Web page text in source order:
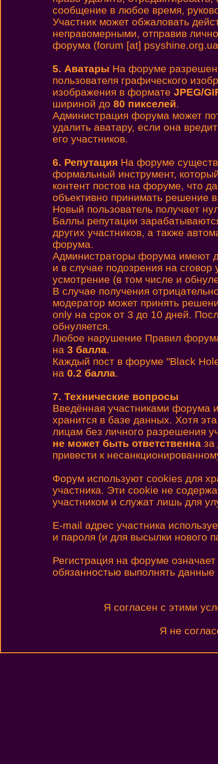
сообщение в любое время,
Участник может обжаловать
неправомерными, отправив
форума (forum [at]
5. Аватары На форуме
пользователя графического
изображения в формате JPEG/
шириной до 80 пикселей.
Администрация форума может
удалить аватару, если она
его участников.
6. Репутация На форуме
формальный инструмент,
контент постов на форуме, что
объективно принимать решение
Новый пользователь получает
Баллы репутации
других участников, а также
форума.
Администраторы форума имеют
и в случае подозрения на
усмотрение (в том числе и
В случае получения
модератор может принять
only на срок от 3 до 10 дней.
обнуляется.
Любое нарушение Правил
на 3 балла.
Каждый пост в форуме "Black
на 0.2 балла.
7. Технические вопросы
Введённая участниками форума
хранится в базе данных. Хотя
лицам без личного разрешения
не может быть ответственна за
привести к
Форум используют cookies для
участника. Эти cookie не
участником и служат лишь для
E-mail адрес участника
и пароля (и для высылки нового
Регистрация на форуме
обязанностью выполнять
Я согласен с этими
Я не